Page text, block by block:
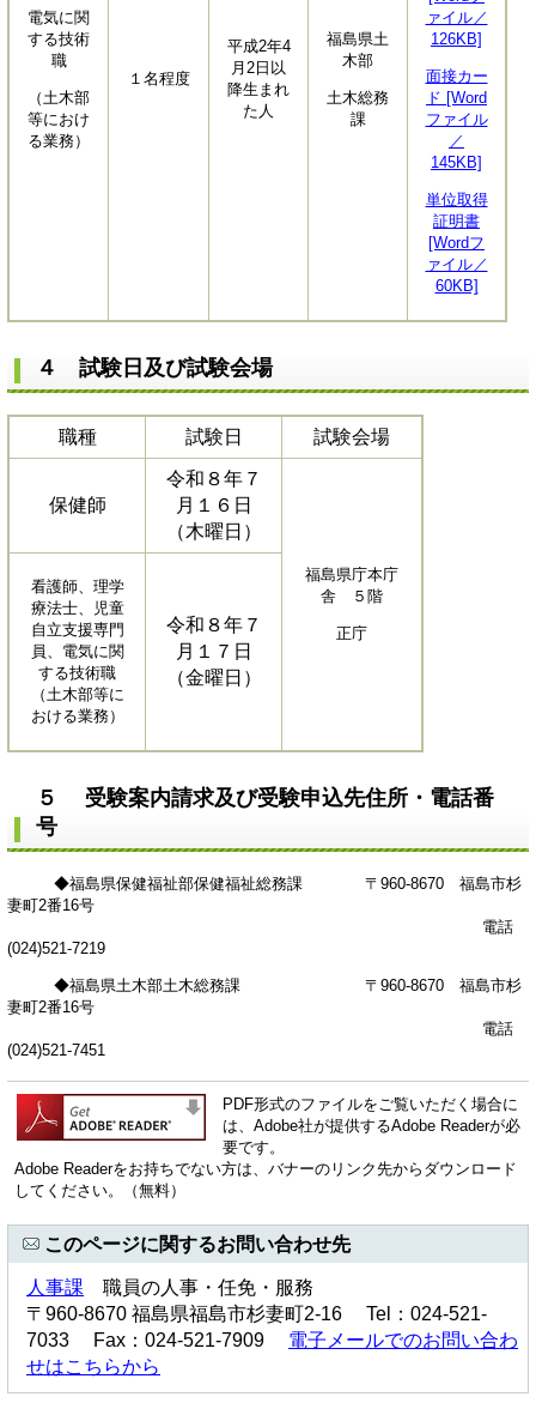
電気に関
する技術
職
（土木部
等におけ
る業務）
１名程度
平成2年4
月2日以
降生まれ
た人
福島県土
木部
土木総務
課
ァイル／
126KB]
面接カー
ド [Word
ファイル
／
145KB]
単位取得
証明書
[Wordフ
ァイル／
60KB]
４ 試験日及び試験会場
職種 試験日 試験会場
保健師
令和８年７
月１６日
（木曜日）
福島県庁本庁
舎 ５階
正庁
看護師、理学
療法士、児童
自立支援専門
員、電気に関
する技術職
（土木部等に
おける業務）
令和８年７
月１７日
（金曜日）
５ 受験案内請求及び受験申込先住所・電話番
号
◆福島県保健福祉部保健福祉総務課 〒960-8670 福島市杉
妻町2番16号
電話
(024)521-7219
◆福島県土木部土木総務課 〒960-8670 福島市杉
妻町2番16号
電話
(024)521-7451
PDF形式のファイルをご覧いただく場合に
は、Adobe社が提供するAdobe Readerが必
要です。
Adobe Readerをお持ちでない方は、バナーのリンク先からダウンロード
してください。（無料）
このページに関するお問い合わせ先
人事課 職員の人事・任免・服務
〒960-8670 福島県福島市杉妻町2-16 Tel：024-521-
7033 Fax：024-521-7909 電子メールでのお問い合わ
せはこちらから